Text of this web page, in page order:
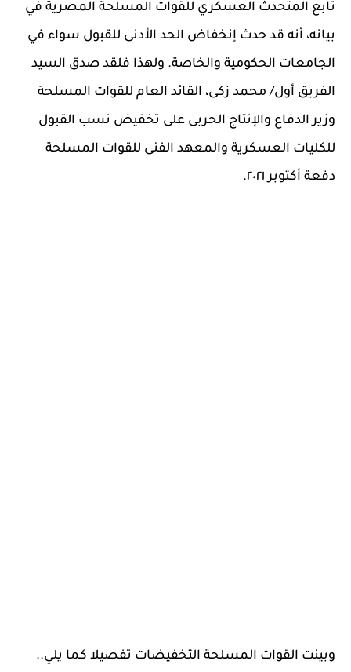
تابع المتحدث العسكري للقوات المسلحة المصرية في
بيانه، أنه قد حدث إنخفاض الحد الأدنى للقبول سواء في
الجامعات الحكومية والخاصة. ولهذا فلقد صدق السيد
الفريق أول/ محمد زكى، القائد العام للقوات المسلحة
وزير الدفاع والإنتاج الحربى على تخفيض نسب القبول
للكليات العسكرية ‏والمعهد الفنى للقوات المسلحة
دفعة أكتوبر ٢٠٢١.
وبينت القوات المسلحة التخفيضات تفصيلا كما يلي..